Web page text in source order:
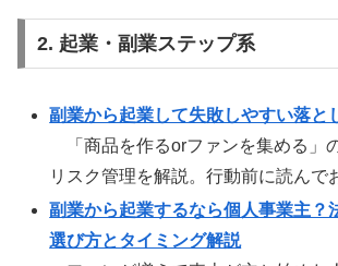
2. 起業・副業ステップ系
副業から起業して失敗しやすい落と
「商品を作るorファンを集める」
リスク管理を解説。行動前に読んで
副業から起業するなら個人事業主？
選び方とタイミング解説